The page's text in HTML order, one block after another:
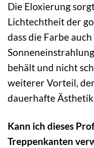
Die Eloxierung
Lichtechtheit der
dass die Farbe
behält und nicht
weiterer Vorteil,
dauerhafte
Kann ich dieses
Treppenkanten